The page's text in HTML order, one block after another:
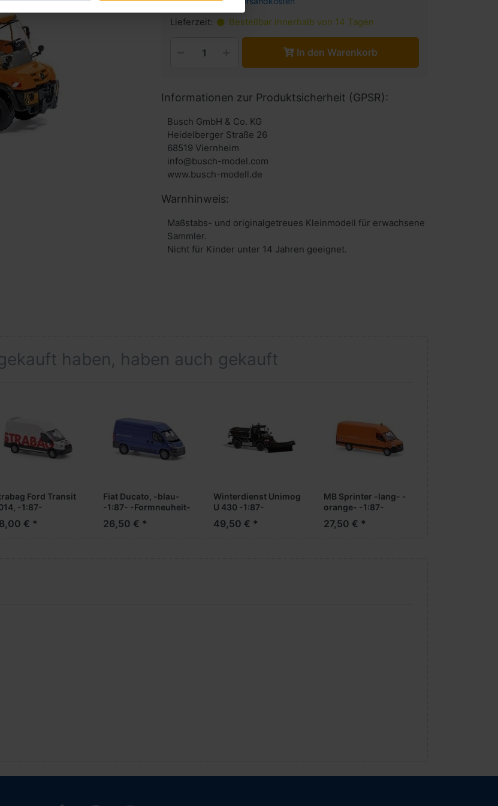
Lieferzeit: Bestellbar innerhalb von 14 Tagen
In den Warenkorb
Informationen zur Produktsicherheit (GPSR):
Busch GmbH & Co. KG
Heidelberger Straße 26
68519 Viernheim
info@busch-model.com
www.busch-modell.de
Warnhinweis:
Maßstabs- und originalgetreues Kleinmodell für erwachsene
Sammler.
Nicht für Kinder unter 14 Jahren geeignet.
haben, haben auch gekauft
Ford Transit
-1:87-
€ *
Fiat Ducato, -blau-
-1:87- -Formneuheit-
26,50 € *
Winterdienst Unimog
U 430 -1:87-
49,50 € *
MB Sprinter -lang- -
orange- -1:87-
27,50 € *